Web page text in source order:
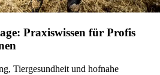
Praxiswissen für Profis
Tiergesundheit und hofnahe